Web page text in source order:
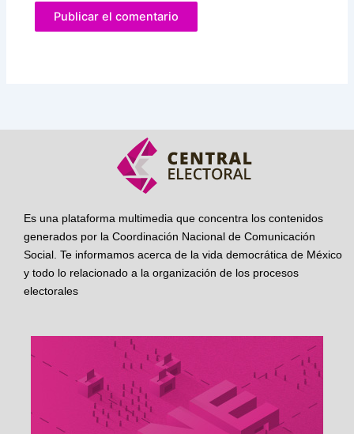
Es una plataforma multimedia que concentra los contenidos
generados por la Coordinación Nacional de Comunicación
Social. Te informamos acerca de la vida democrática de México
y todo lo relacionado a la organización de los procesos
electorales